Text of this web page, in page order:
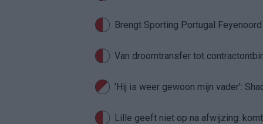
Brengt Sporting Portugal
Van droomtransfer tot
'Hij is weer gewoon mijn vader':
Lille geeft niet op na afwijzing: